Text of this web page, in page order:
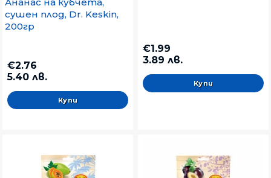
сушен плод, Dr. Keskin,
200гр
€2.76
5.40 лв.
€1.99
3.89 лв.